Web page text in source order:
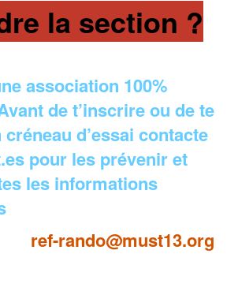
la section ?
association 100%
de t’inscrire ou de te
d’essai contacte
pour les prévenir et
les informations
ref-rando@must13.org